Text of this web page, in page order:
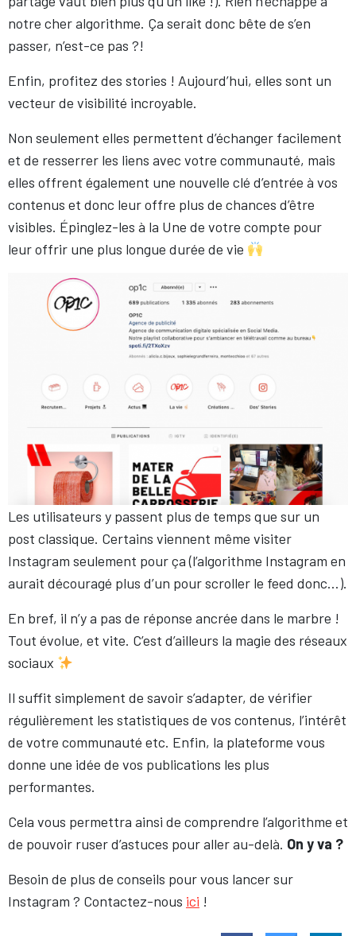
notre cher algorithme. Ça serait donc bête de s’en
passer, n’est-ce pas ?!
Enfin, profitez des stories ! Aujourd’hui, elles sont un
vecteur de visibilité incroyable.
Non seulement elles permettent d’échanger facilement
et de resserrer les liens avec votre communauté, mais
elles offrent également une nouvelle clé d’entrée à vos
contenus et donc leur offre plus de chances d’être
visibles. Épinglez-les à la Une de votre compte pour
leur offrir une plus longue durée de vie
Les utilisateurs y passent plus de temps que sur un
post classique. Certains viennent même visiter
Instagram seulement pour ça (l’algorithme Instagram en
aurait découragé plus d’un pour scroller le feed donc…).
En bref, il n’y a pas de réponse ancrée dans le marbre !
Tout évolue, et vite. C’est d’ailleurs la magie des réseaux
sociaux
Il suffit simplement de savoir s’adapter, de vérifier
régulièrement les statistiques de vos contenus, l’intérêt
de votre communauté etc. Enfin, la plateforme vous
donne une idée de vos publications les plus
performantes.
Cela vous permettra ainsi de comprendre l’algorithme et
de pouvoir ruser d’astuces pour aller au-delà. On y va ?
Besoin de plus de conseils pour vous lancer sur
Instagram ? Contactez-nous ici !